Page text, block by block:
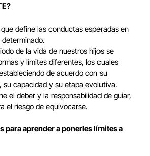
define las conductas esperadas en
de la vida de nuestros hijos se
y límites diferentes, los cuales
de acuerdo con su
su capacidad y su etapa evolutiva.
el deber y la responsabilidad de guiar,
el riesgo de equivocarse.
para aprender a ponerles límites a